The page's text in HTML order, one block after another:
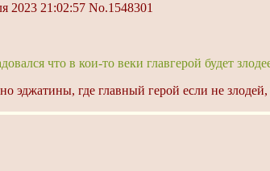
2023 21:02:57 No.1548301
что в кои-то веки главгерой будет
эджатины, где главный герой если не